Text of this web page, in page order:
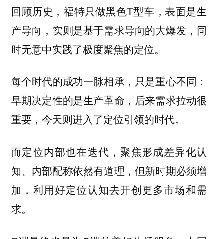
回顾历史，福特只做黑色T型车，表面是生
产导向，实则是基于需求导向的大爆发，同
时无意中实践了极度聚焦的定位。
每个时代的成功一脉相承，只是重心不同：
早期决定性的是生产革命，后来需求拉动很
重要，今天则进入了定位引领的时代。
而定位内部也在迭代，聚焦形成差异化认
知、内部配称依然有道理，但新时期必须增
加，利用好定位认知去开创更多市场和需
求。